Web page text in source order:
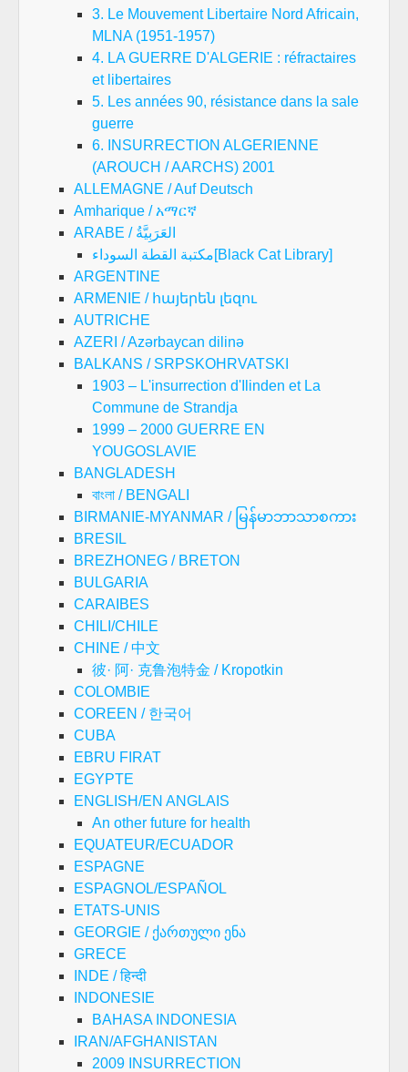
3. Le Mouvement Libertaire Nord Africain,
MLNA (1951-1957)
4. LA GUERRE D'ALGERIE : réfractaires
et libertaires
5. Les années 90, résistance dans la sale
guerre
6. INSURRECTION ALGERIENNE
(AROUCH / AARCHS) 2001
ALLEMAGNE / Auf Deutsch
Amharique / አማርኛ
ARABE / العَرَبِيَّةُ
مكتبة القطة السوداء[Black Cat Library]
ARGENTINE
ARMENIE / հայերեն լեզու
AUTRICHE
AZERI / Azərbaycan dilinə
BALKANS / SRPSKOHRVATSKI
1903 – L'insurrection d'Ilinden et La
Commune de Strandja
1999 – 2000 GUERRE EN
YOUGOSLAVIE
BANGLADESH
বাংলা / BENGALI
BIRMANIE-MYANMAR / မြန်မာဘာသာစကား
BRESIL
BREZHONEG / BRETON
BULGARIA
CARAIBES
CHILI/CHILE
CHINE / 中文
彼· 阿· 克鲁泡特金 / Kropotkin
COLOMBIE
COREEN / 한국어
CUBA
EBRU FIRAT
EGYPTE
ENGLISH/EN ANGLAIS
An other future for health
EQUATEUR/ECUADOR
ESPAGNE
ESPAGNOL/ESPAÑOL
ETATS-UNIS
GEORGIE / ქართული ენა
GRECE
INDE / हिन्दी
INDONESIE
BAHASA INDONESIA
IRAN/AFGHANISTAN
2009 INSURRECTION